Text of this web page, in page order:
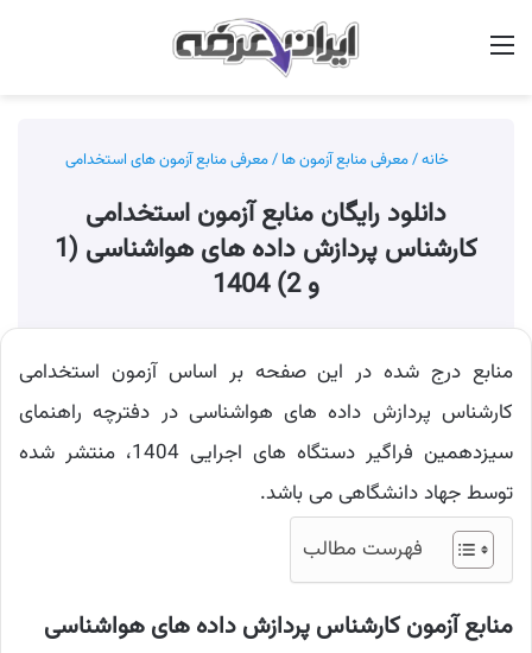
خانه/معرفی منابع آزمون ها /معرفی منابع آزمون های استخدامی
دانلود رایگان منابع آزمون استخدامی
کارشناس پردازش داده های هواشناسی (1
و 2) 1404
منابع درج شده در این صفحه بر اساس آزمون استخدامی
کارشناس پردازش داده های هواشناسی در دفترچه راهنمای
سیزدهمین فراگیر دستگاه های اجرایی 1404، منتشر شده
توسط جهاد دانشگاهی می باشد.
فهرست مطالب
منابع آزمون کارشناس پردازش داده های هواشناسی